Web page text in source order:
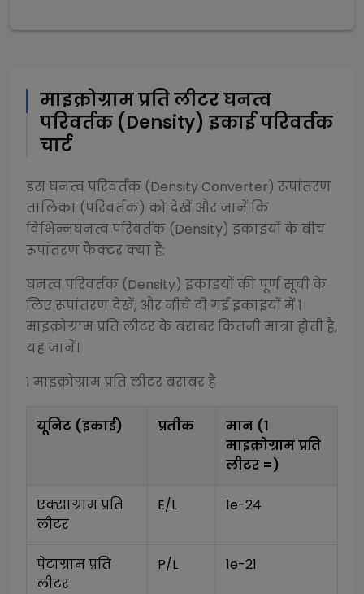
माइक्रोग्राम प्रति लीटरघनत्व
परिवर्तक (Density) इकाई परिवर्तक
चार्ट
इसघनत्व परिवर्तक (Density Converter) रूपांतरण
तालिका (परिवर्तक) को देखें और जानें कि
विभिन्नघनत्व परिवर्तक (Density) इकाइयों के बीच
रूपांतरण फैक्टर क्या हैं:
घनत्व परिवर्तक (Density) इकाइयों की पूर्ण सूची के
लिए रूपांतरण देखें, और नीचे दी गई इकाइयों में 1
माइक्रोग्राम प्रति लीटरके बराबर कितनी मात्रा होती है,
यह जानें।
1 माइक्रोग्राम प्रति लीटरबराबर है
यूनिट (इकाई) प्रतीक
मान (1
माइक्रोग्राम प्रति
लीटर =)
एक्साग्राम प्रति
लीटर
E/L 1e-24
पेटाग्राम प्रति
लीटर
P/L 1e-21